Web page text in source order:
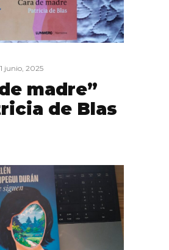
1 junio, 2025
madre”
de Blas